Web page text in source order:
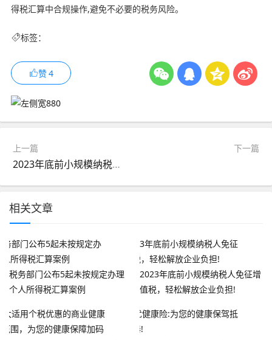
得税汇算中合规操作,避免不必要的税务风险。
标签：
赞4
上一篇
2023年底前小规模纳税人免征增值税，轻松解放企业负担!
下一篇
相关文章
税务部门公布5起未按规定办理
个人所得税汇算案例
2023年底前小规模纳税人免征增
值税，轻松解放企业负担!